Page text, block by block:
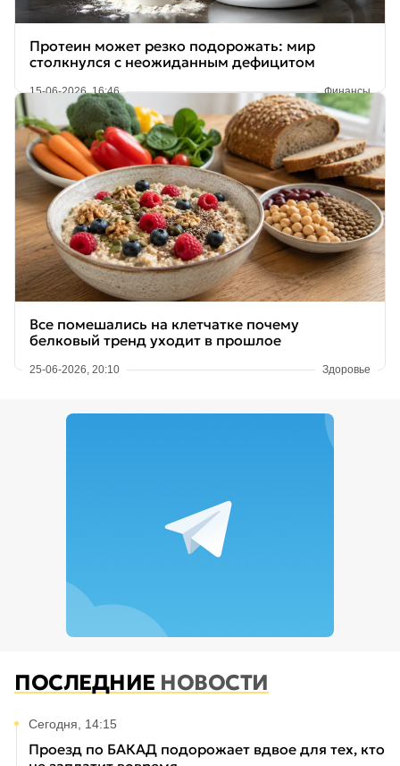
Протеин может резко подорожать: мир
столкнулся с неожиданным дефицитом
15-06-2026, 16:46 Финансы
Все помешались на клетчатке почему
белковый тренд уходит в прошлое
25-06-2026, 20:10 Здоровье
ПОСЛЕДНИЕ НОВОСТИ
Сегодня, 14:15
Проезд по БАКАД подорожает вдвое для тех, кто